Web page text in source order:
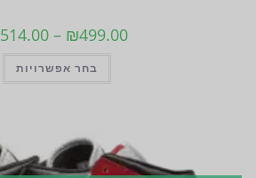
₪499.00
–
514.00
בחר אפשרויות